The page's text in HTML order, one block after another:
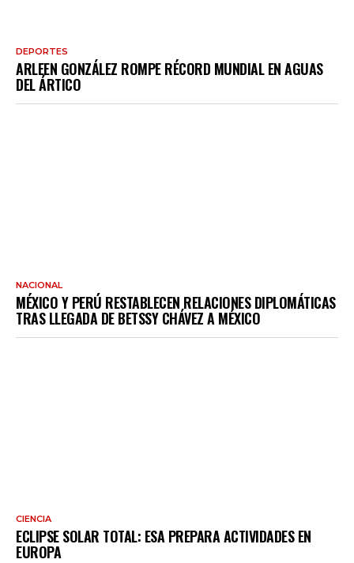
DEPORTES
ARLEEN GONZÁLEZ ROMPE RÉCORD MUNDIAL EN AGUAS
DEL ÁRTICO
NACIONAL
MÉXICO Y PERÚ RESTABLECEN RELACIONES DIPLOMÁTICAS
TRAS LLEGADA DE BETSSY CHÁVEZ A MÉXICO
CIENCIA
ECLIPSE SOLAR TOTAL: ESA PREPARA ACTIVIDADES EN
EUROPA